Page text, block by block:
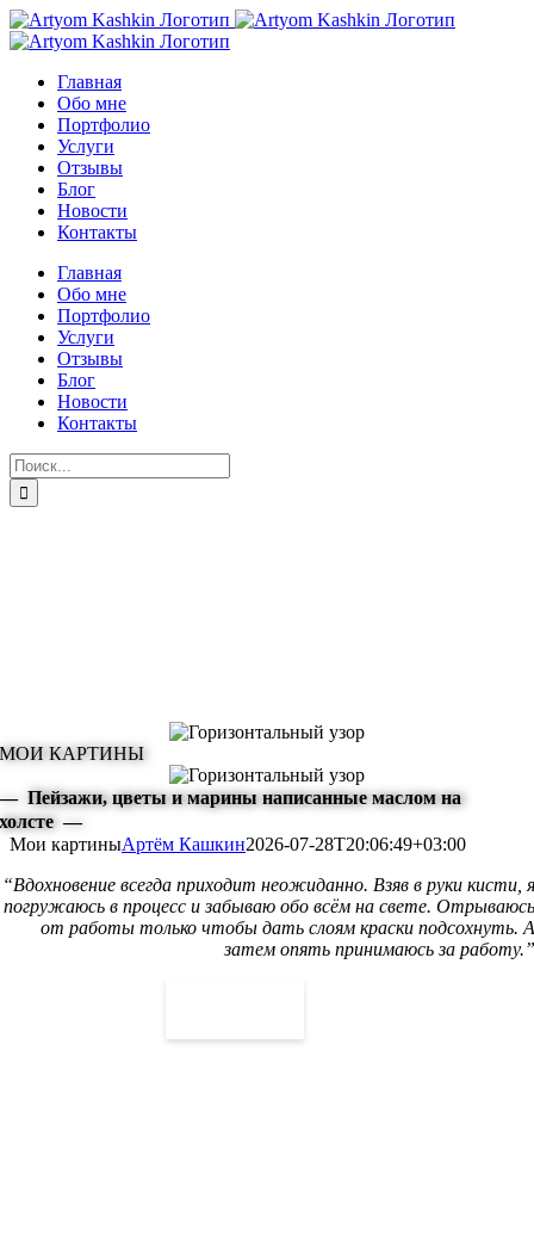
Skip
to
Главная
Обо мне
Портфолио
Услуги
Отзывы
Блог
Новости
Контакты
Главная
Обо мне
Портфолио
Услуги
Отзывы
Блог
Новости
Контакты
Результат
поиска:
МОИ КАРТИНЫ
— Пейзажи, цветы и марины написанные маслом на
холсте —
Мои картиныАртём Кашкин2026-07-28T20:06:49+03:00
“Вдохновение всегда приходит неожиданно. Взяв в руки кисти, я
погружаюсь в процесс и забываю обо всём на свете. Отрываюсь
от работы только чтобы дать слоям краски подсохнуть. А
затем опять принимаюсь за работу.”